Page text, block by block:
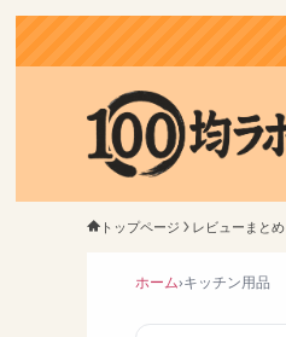
トップページ レビューまとめ
ホーム›キッチン用品